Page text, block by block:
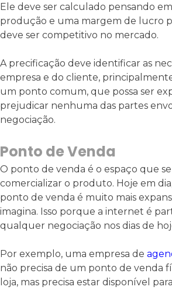
Ele deve ser calculado pensando
produção e uma margem de lucro
deve ser competitivo no mercado.
A precificação deve identificar as
empresa e do cliente,
um ponto comum, que possa ser
prejudicar nenhuma das partes
negociação.
Ponto de Venda
O ponto de venda é o espaço que
comercializar o produto. Hoje em
ponto de venda é muito mais
imagina. Isso porque a internet é
qualquer negociação nos dias de
Por exemplo, uma empresa de
não precisa de um ponto de venda
loja, mas precisa estar disponível